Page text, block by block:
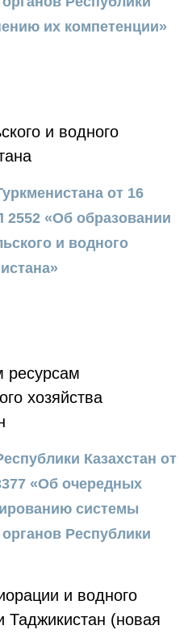
их компетенции»
и водного
от 16
«Об образовании
и водного
ресурсам
хозяйства
Казахстан от
«Об очередных
системы
Республики
и водного
Таджикистан (новая